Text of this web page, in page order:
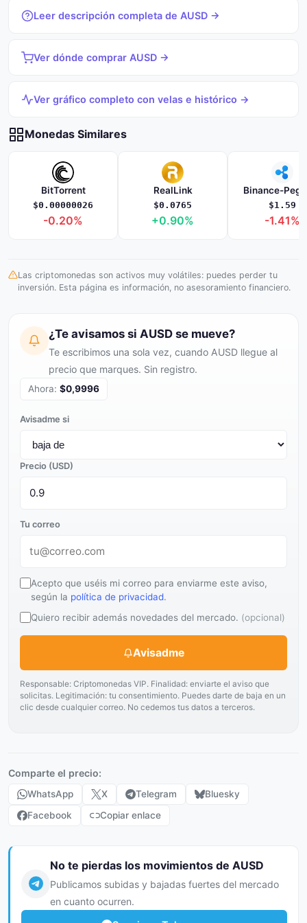
Leer descripción completa de AUSD →
Ver dónde comprar AUSD →
Ver gráfico completo con velas e histórico →
Monedas Similares
BitTorrent
$0.00000026
-0.20%
RealLink
$0.0765
+0.90%
Binance-Peg
$1.59
-1.41%
Las criptomonedas son activos muy volátiles: puedes perder tu
inversión. Esta página es información, no asesoramiento financiero.
¿Te avisamos si AUSD se mueve?
Te escribimos una sola vez, cuando AUSD llegue al
precio que marques. Sin registro.
Ahora: $0,9996
Avisadme si
Precio (USD)
Tu correo
Acepto que uséis mi correo para enviarme este aviso,
según la política de privacidad.
Quiero recibir además novedades del mercado. (opcional)
Avisadme
Responsable: Criptomonedas VIP. Finalidad: enviarte el aviso que
solicitas. Legitimación: tu consentimiento. Puedes darte de baja en un
clic desde cualquier correo. No cedemos tus datos a terceros.
Comparte el precio:
WhatsApp X Telegram
Bluesky
Facebook
Copiar enlace
No te pierdas los movimientos de AUSD
Publicamos subidas y bajadas fuertes del mercado
en cuanto ocurren.